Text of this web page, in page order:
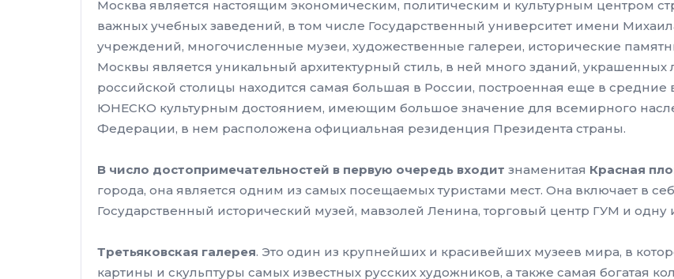
Москва является настоящим экономическим, политическим и культурным центром
важных учебных заведений, в том числе Государственный университет имени
учреждений, многочисленные музеи, художественные галереи, исторические
Москвы является уникальный архитектурный стиль, в ней много зданий,
российской столицы находится самая большая в России, построенная еще в средние
ЮНЕСКО культурным достоянием, имеющим большое значение для всемирного
Федерации, в нем расположена официальная резиденция Президента страны.
В число достопримечательностей в первую очередь входит знаменитая Красная
города, она является одним из самых посещаемых туристами мест. Она включает в
Государственный исторический музей, мавзолей Ленина, торговый центр ГУМ и одну
Третьяковская галерея. Это один из крупнейших и красивейших музеев мира, в
картины и скульптуры самых известных русских художников, а также самая богатая